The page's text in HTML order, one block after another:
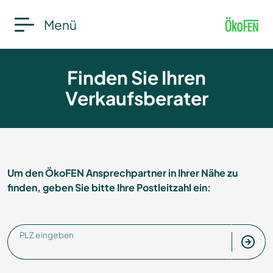
Menü
Finden Sie Ihren
Verkaufsberater
Um den ÖkoFEN Ansprechpartner in Ihrer Nähe zu
finden, geben Sie bitte Ihre Postleitzahl ein:
PLZ eingeben